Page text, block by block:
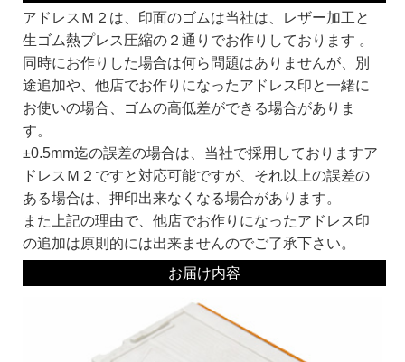
アドレスＭ２は、印面のゴムは当社は、レザー加工と
生ゴム熱プレス圧縮の２通りでお作りしております 。
同時にお作りした場合は何ら問題はありませんが、別
途追加や、他店でお作りになったアドレス印と一緒に
お使いの場合、ゴムの高低差ができる場合がありま
す。
±0.5mm迄の誤差の場合は、当社で採用しておりますア
ドレスＭ２ですと対応可能ですが、それ以上の誤差の
ある場合は、押印出来なくなる場合があります。
また上記の理由で、他店でお作りになったアドレス印
の追加は原則的には出来ませんのでご了承下さい。
お届け内容